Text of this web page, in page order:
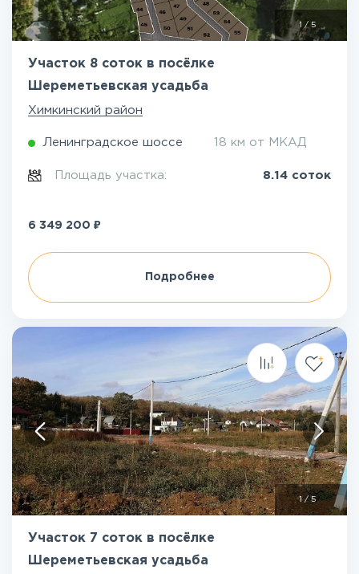
1 / 5
Участок 8 соток в посёлке
Шереметьевская усадьба
Химкинский район
Ленинградское шоссе 18 км от МКАД
Площадь участка: 8.14 соток
6 349 200 ₽
Подробнее
1/5
Участок 7 соток в посёлке
Шереметьевская усадьба